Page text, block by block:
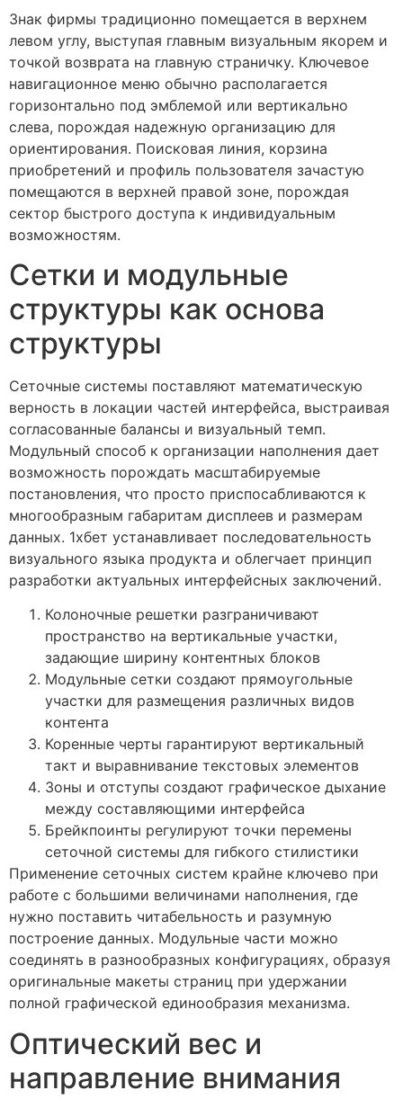
Знак фирмы традиционно помещается в верхнем
левом углу, выступая главным визуальным якорем и
точкой возврата на главную страничку. Ключевое
навигационное меню обычно располагается
горизонтально под эмблемой или вертикально
слева, порождая надежную организацию для
ориентирования. Поисковая линия, корзина
приобретений и профиль пользователя зачастую
помещаются в верхней правой зоне, порождая
сектор быстрого доступа к индивидуальным
возможностям.
Сетки и модульные
структуры как основа
структуры
Сеточные системы поставляют математическую
верность в локации частей интерфейса, выстраивая
согласованные балансы и визуальный темп.
Модульный способ к организации наполнения дает
возможность порождать масштабируемые
постановления, что просто приспосабливаются к
многообразным габаритам дисплеев и размерам
данных. 1хбет устанавливает последовательность
визуального языка продукта и облегчает принцип
разработки актуальных интерфейсных заключений.
Колоночные решетки разграничивают
пространство на вертикальные участки,
задающие ширину контентных блоков
Модульные сетки создают прямоугольные
участки для размещения различных видов
контента
Коренные черты гарантируют вертикальный
такт и выравнивание текстовых элементов
Зоны и отступы создают графическое дыхание
между составляющими интерфейса
Брейкпоинты регулируют точки перемены
сеточной системы для гибкого стилистики
Применение сеточных систем крайне ключево при
работе с большими величинами наполнения, где
нужно поставить читабельность и разумную
построение данных. Модульные части можно
соединять в разнообразных конфигурациях, образуя
оригинальные макеты страниц при удержании
полной графической единообразия механизма.
Оптический вес и
направление внимания